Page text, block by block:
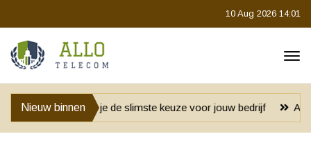
10 Aug 2026 14:01
Nieuw binnen
je de slimste keuze voor jouw bedrijf Anoniem blijven bij